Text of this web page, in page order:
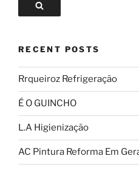
RECENT POSTS
Rrqueiroz Refrigeração
É O GUINCHO
L.A Higienização
AC Pintura Reforma Em